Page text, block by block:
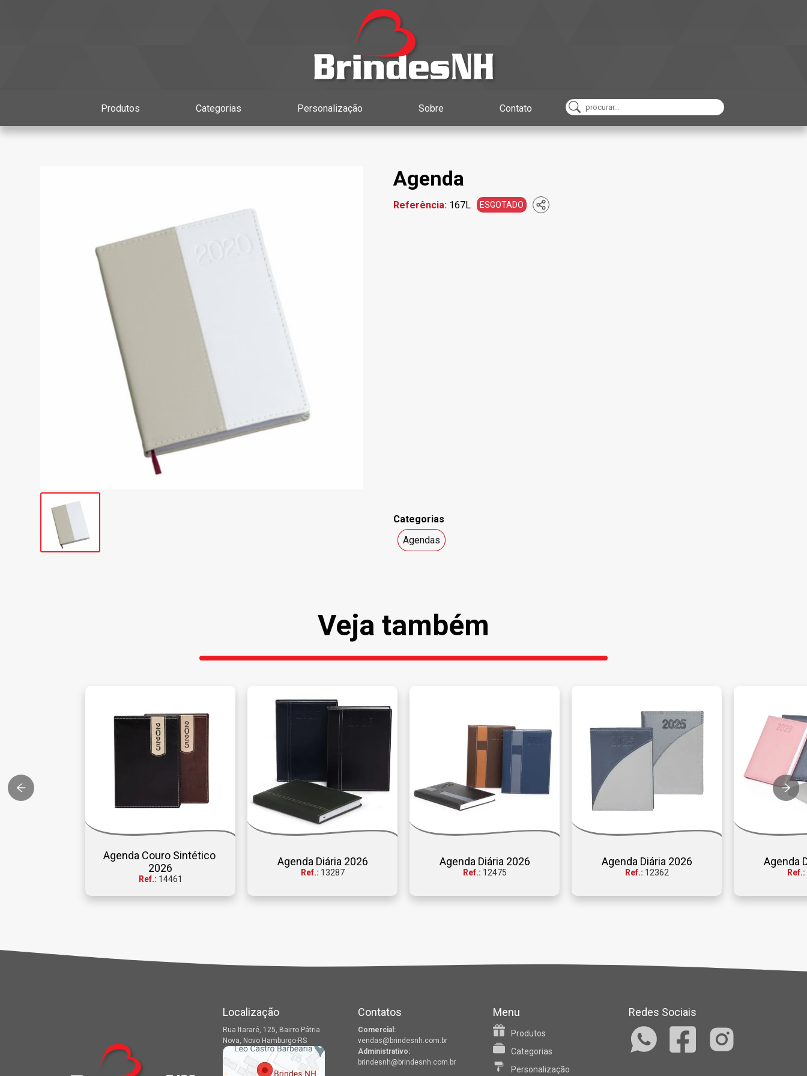
Produtos Categorias Personalização Sobre Contato
Agenda
Referência: 167L ESGOTADO
Categorias
Agendas
Veja também
Agenda Couro Sintético
2026
Ref.: 14461
Agenda Diária 2026
Ref.: 13287
Agenda Diária 2026
Ref.: 12475
Agenda Diária 2026
Ref.: 12362
Agenda
Ref.:
Localização
Rua Itararé, 125, Bairro Pátria
Nova, Novo Hamburgo-RS
Contatos
Comercial:
vendas@brindesnh.com.br
Administrativo:
brindesnh@brindesnh.com.br
Menu
Produtos
Categorias
Personalização
Redes Sociais